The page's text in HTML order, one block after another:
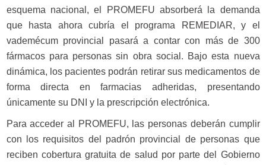
esquema nacional, el PROMEFU absorberá la demanda
que hasta ahora cubría el programa REMEDIAR, y el
vademécum provincial pasará a contar con más de 300
fármacos para personas sin obra social. Bajo esta nueva
dinámica, los pacientes podrán retirar sus medicamentos de
forma directa en farmacias adheridas, presentando
únicamente su DNI y la prescripción electrónica.
Para acceder al PROMEFU, las personas deberán cumplir
con los requisitos del padrón provincial de personas que
reciben cobertura gratuita de salud por parte del Gobierno